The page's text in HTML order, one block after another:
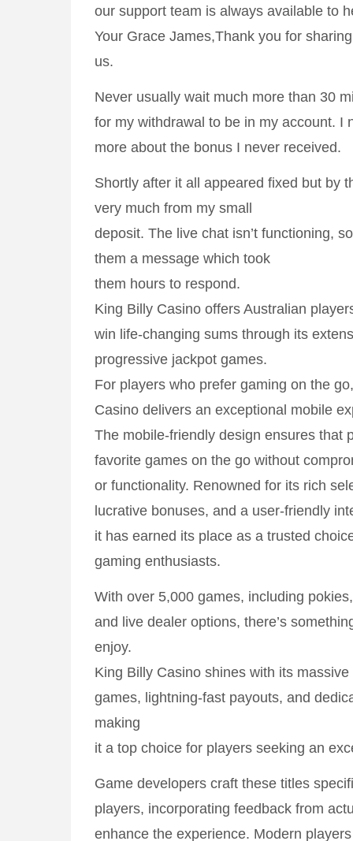
our support team is always available to
Your Grace James,Thank you for
us.
Never usually wait much more than 30
for my withdrawal to be in my account. I
more about the bonus I never received.
Shortly after it all appeared fixed but by
very much from my small
deposit. The live chat isn’t functioning,
them a message which took
them hours to respond.
King Billy Casino offers Australian
win life-changing sums through its
progressive jackpot games.
For players who prefer gaming on the
Casino delivers an exceptional mobile
The mobile-friendly design ensures that
favorite games on the go without
or functionality. Renowned for its rich
lucrative bonuses, and a user-friendly
it has earned its place as a trusted
gaming enthusiasts.
With over 5,000 games, including
and live dealer options, there’s
enjoy.
King Billy Casino shines with its
games, lightning-fast payouts, and
making
it a top choice for players seeking an
Game developers craft these titles
players, incorporating feedback from
enhance the experience. Modern